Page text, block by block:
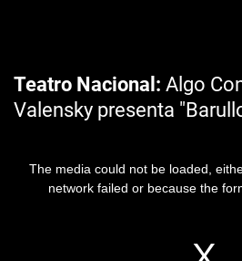
Teatro Nacional
Algo
Valensky presenta
The media could not be loaded,
network failed or because the